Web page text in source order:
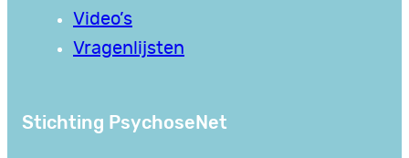
Video’s
Vragenlijsten
Stichting PsychoseNet